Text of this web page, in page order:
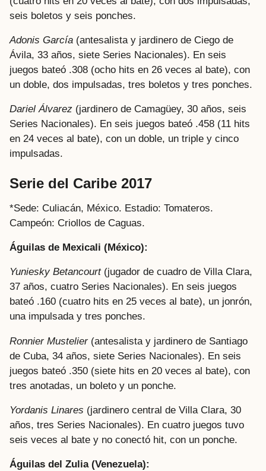
seis boletos y seis ponches.
Adonis García (antesalista y jardinero de Ciego de
Ávila, 33 años, siete Series Nacionales). En seis
juegos bateó .308 (ocho hits en 26 veces al bate), con
un doble, dos impulsadas, tres boletos y tres ponches.
Dariel Álvarez (jardinero de Camagüey, 30 años, seis
Series Nacionales). En seis juegos bateó .458 (11 hits
en 24 veces al bate), con un doble, un triple y cinco
impulsadas.
Serie del Caribe 2017
*Sede: Culiacán, México. Estadio: Tomateros.
Campeón: Criollos de Caguas.
Águilas de Mexicali (México):
Yuniesky Betancourt(jugador de cuadro de Villa Clara,
37 años, cuatro Series Nacionales). En seis juegos
bateó .160 (cuatro hits en 25 veces al bate), un jonrón,
una impulsada y tres ponches.
Ronnier Mustelier(antesalista y jardinero de Santiago
de Cuba, 34 años, siete Series Nacionales). En seis
juegos bateó .350 (siete hits en 20 veces al bate), con
tres anotadas, un boleto y un ponche.
Yordanis Linares (jardinero central de Villa Clara, 30
años, tres Series Nacionales). En cuatro juegos tuvo
seis veces al bate y no conectó hit, con un ponche.
Águilas del Zulia (Venezuela):